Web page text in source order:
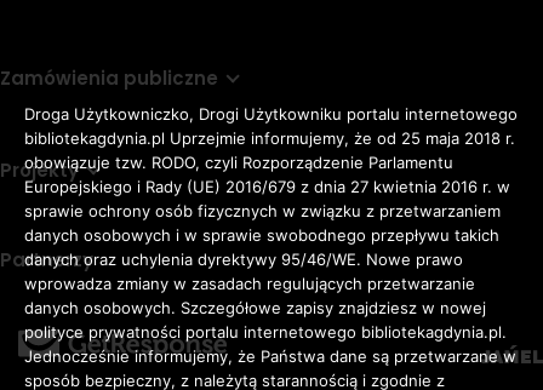
Rozmiar
czcionki
Adomyślna czcionka
Awiększa czcionka
Aduża czcionka
KONTRAST:
ZWIĘKSZ
ODSTĘPY
Zamówienia publiczne
Projekty
Partnerzy
Droga Użytkowniczko, Drogi Użytkowniku portalu internetowego
bibliotekagdynia.pl Uprzejmie informujemy, że od 25 maja 2018 r.
obowiązuje tzw. RODO, czyli Rozporządzenie Parlamentu
Europejskiego i Rady (UE) 2016/679 z dnia 27 kwietnia 2016 r. w
sprawie ochrony osób fizycznych w związku z przetwarzaniem
danych osobowych i w sprawie swobodnego przepływu takich
danych oraz uchylenia dyrektywy 95/46/WE. Nowe prawo
wprowadza zmiany w zasadach regulujących przetwarzanie
danych osobowych. Szczegółowe zapisy znajdziesz w nowej
polityce prywatności portalu internetowego bibliotekagdynia.pl.
Jednocześnie informujemy, że Państwa dane są przetwarzane w
sposób bezpieczny, z należytą starannością i zgodnie z